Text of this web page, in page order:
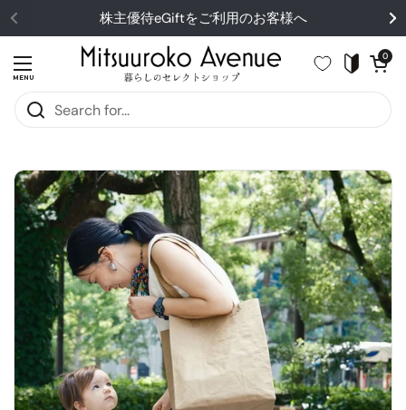
Skip to content 株主優待eGiftをご利用のお客様へ
Open menu
MENU
Open cart
0